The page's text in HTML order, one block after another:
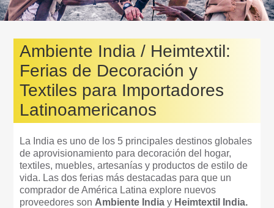
Ambiente India / Heimtextil:
Ferias de Decoración y
Textiles para Importadores
Latinoamericanos
La India es uno de los 5 principales destinos globales
de aprovisionamiento para decoración del hogar,
textiles, muebles, artesanías y productos de estilo de
vida. Las dos ferias más destacadas para que un
comprador de América Latina explore nuevos
proveedores son Ambiente India y Heimtextil India.